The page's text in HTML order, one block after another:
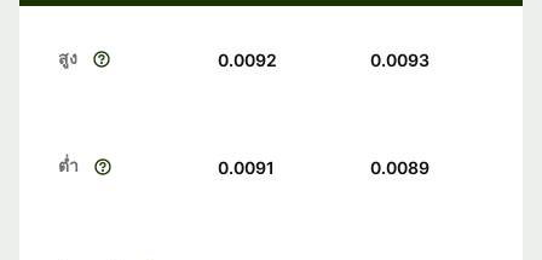
สูง 0.0092 0.0093
ต่ำ 0.0091 0.0089